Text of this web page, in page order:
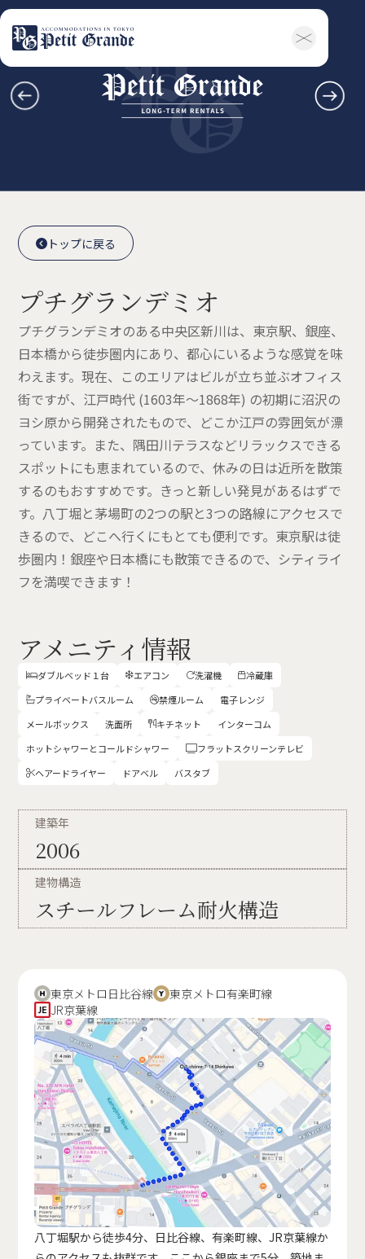
会社概要
お知らせ全般
新着情報
キャンペーン
お問い合わせ
鍵と保険について
自転車登録
English
 トップに戻る
トップに戻る
プチグランデミオ
プチグランデミオのある中央区新川は、東京駅、銀座、
日本橋から徒歩圏内にあり、都心にいるような感覚を味
わえます。現在、このエリアはビルが立ち並ぶオフィス
街ですが、江戸時代 (1603年～1868年) の初期に沼沢の
ヨシ原から開発されたもので、どこか江戸の雰囲気が漂
っています。また、隅田川テラスなどリラックスできる
スポットにも恵まれているので、休みの日は近所を散策
するのもおすすめです。きっと新しい発見があるはずで
す。八丁堀と茅場町の2つの駅と3つの路線にアクセスで
きるので、どこへ行くにもとても便利です。東京駅は徒
歩圏内！銀座や日本橋にも散策できるので、シティライ
フを満喫できます！
アメニティ情報
ダブルベッド１台 エアコン 洗濯機 冷蔵庫
プライベートバスルーム 禁煙ルーム
電子レンジ
メールボックス
洗面所 キチネット
インターコム
ホットシャワーとコールドシャワー
フラットスクリーンテレビ
ヘアードライヤー ドアベル バスタブ
建築年
2006
建物構造
スチールフレーム耐火構造
東京メトロ日比谷線
東京メトロ有楽町線
JR京葉線
八丁堀駅から徒歩4分、日比谷線、有楽町線、JR京葉線か